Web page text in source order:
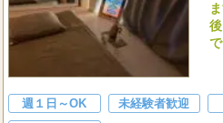
週１日～OK 未経験者歓迎